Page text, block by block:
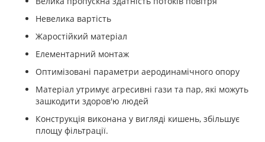
Невелика вартість
Жаростійкий матеріал
Елементарний монтаж
Оптимізовані параметри аеродинамічного опору
Матеріал утримує агресивні гази та пар, які можуть
зашкодити здоров'ю людей
Конструкція виконана у вигляді кишень, збільшує
площу фільтрації.